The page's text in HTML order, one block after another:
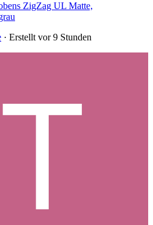
ZigZag UL Matte,
· Erstellt vor 9 Stunden